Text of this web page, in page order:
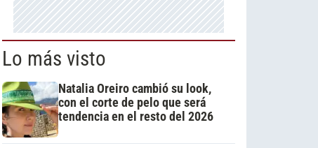
Lo más visto
Natalia Oreiro cambió su look,
con el corte de pelo que será
tendencia en el resto del 2026